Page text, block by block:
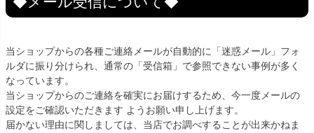
当ショップからの各種ご連絡メールが自動的に「迷惑メール」フォ
ルダに振り分けられ、通常の「受信箱」で参照できない事例が多く
なっています。
当ショップからのご連絡を確実にお届けするため、今一度メールの
設定をご確認いただきます ようお願い申し上げます。
届かない理由に関しましては、当店でお調べすることが出来かねま